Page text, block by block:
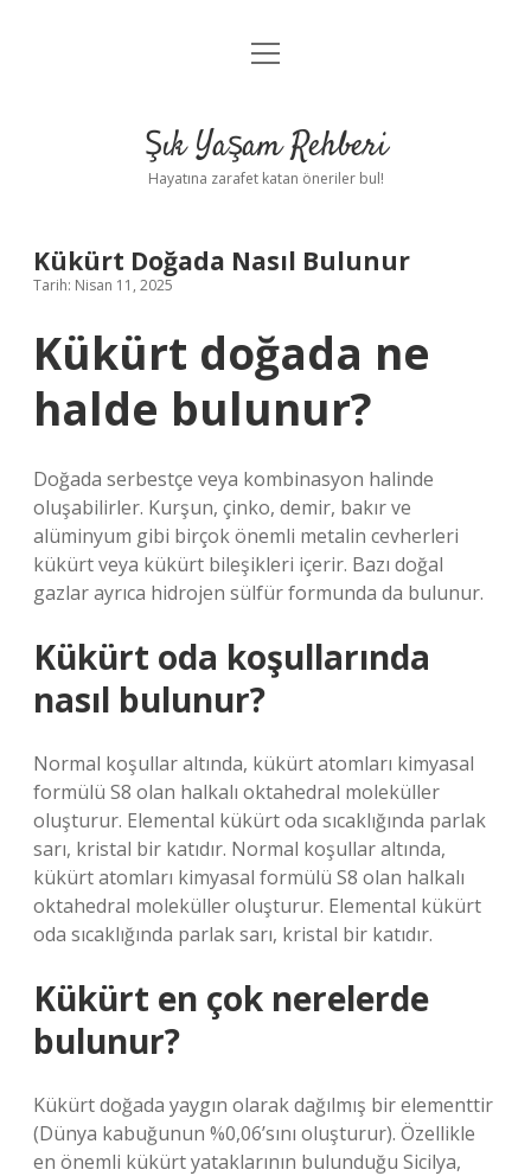
Anasayfa
Yasal Uyarı
menüyü
Şık Yaşam Rehberi
Hayatına zarafet katan öneriler bul!
Kükürt Doğada Nasıl Bulunur
Tarih: Nisan 11, 2025
Kükürt doğada ne
halde bulunur?
Doğada serbestçe veya kombinasyon halinde
oluşabilirler. Kurşun, çinko, demir, bakır ve
alüminyum gibi birçok önemli metalin cevherleri
kükürt veya kükürt bileşikleri içerir. Bazı doğal
gazlar ayrıca hidrojen sülfür formunda da bulunur.
Kükürt oda koşullarında
nasıl bulunur?
Normal koşullar altında, kükürt atomları kimyasal
formülü S8 olan halkalı oktahedral moleküller
oluşturur. Elemental kükürt oda sıcaklığında parlak
sarı, kristal bir katıdır. Normal koşullar altında,
kükürt atomları kimyasal formülü S8 olan halkalı
oktahedral moleküller oluşturur. Elemental kükürt
oda sıcaklığında parlak sarı, kristal bir katıdır.
Kükürt en çok nerelerde
bulunur?
Kükürt doğada yaygın olarak dağılmış bir elementtir
(Dünya kabuğunun %0,06’sını oluşturur). Özellikle
en önemli kükürt yataklarının bulunduğu Sicilya,